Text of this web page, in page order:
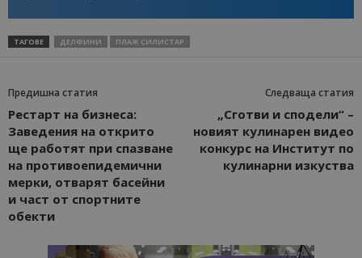
ТАГОВЕ ДЕЛФИНИ ПЛАЖ СИЛИСТАР
Предишна статия
Рестарт на бизнеса:
Заведения на открито
ще работят при спазване
на противоепидемични
мерки, отварят басейни
и част от спортните
обекти
Следваща статия
„Сготви и сподели“ –
новият кулинарен видео
конкурс на Институт по
кулинарни изкуства